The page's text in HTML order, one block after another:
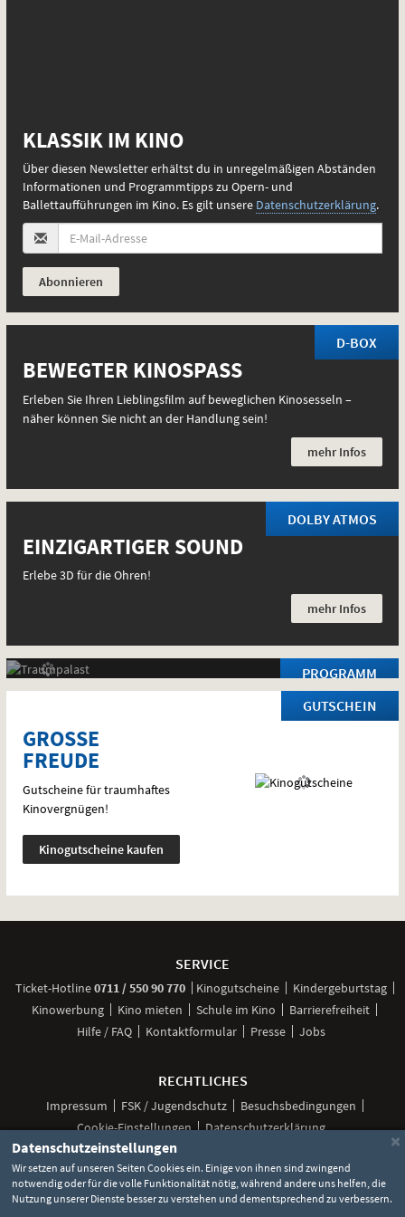
KLASSIK IM KINO
Über diesen Newsletter erhältst du in unregelmäßigen Abständen
Informationen und Programmtipps zu Opern- und
Ballettaufführungen im Kino. Es gilt unsere Datenschutzerklärung.
Mail-
Adresse
(Pflichtfeld):
D-BOX
BEWEGTER KINOSPASS
Erleben Sie Ihren Lieblingsfilm auf beweglichen Kinosesseln –
näher können Sie nicht an der Handlung sein!
mehr Infos
DOLBY ATMOS
EINZIGARTIGER SOUND
Erlebe 3D für die Ohren!
mehr Infos
PROGRAMM
ENDLICH WIEDER KINO!
zum Programm
GUTSCHEIN
GROSSE F
REUDE
Gutscheine für traumhaftes
Kinovergnügen!
Kinogutscheine kaufen
SERVICE
Ticket-Hotline0711 / 550 90 770anrufen
Kinogutscheine
Kindergeburtstag
Kinowerbung
Kino mieten Schule im Kino
Barrierefreiheit
Hilfe / FAQ
Kontaktformular Presse Jobs
RECHTLICHES
Impressum FSK / Jugendschutz
Besuchsbedingungen
Cookie-Einstellungen
Datenschutzerklärung
Social
UnsereUnsereUnsereUnserUnser
×
Datenschutzeinstellungen
Wir setzen auf unseren Seiten Cookies ein. Einige von ihnen sind zwingend
notwendig oder für die volle Funktionalität nötig, während andere uns helfen, die
Nutzung unserer Dienste besser zu verstehen und dementsprechend zu verbessern.